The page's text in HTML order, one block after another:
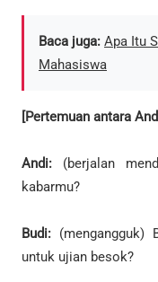
Baca juga: Apa Itu
Mahasiswa
[Pertemuan antara
Andi: (berjalan
kabarmu?
Budi: (mengangguk)
untuk ujian besok?